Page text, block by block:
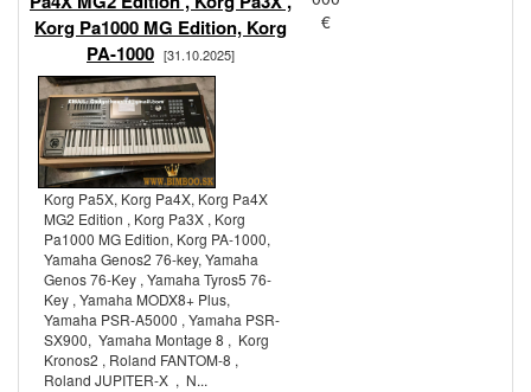
Korg Pa1000 MG Edition, Korg
PA-1000 [31.10.2025]
Korg Pa5X, Korg Pa4X, Korg Pa4X
MG2 Edition , Korg Pa3X , Korg
Pa1000 MG Edition, Korg PA-1000,
Yamaha Genos2 76-key, Yamaha
Genos 76-Key , Yamaha Tyros5 76-
Key , Yamaha MODX8+ Plus,
Yamaha PSR-A5000 , Yamaha PSR-
SX900, Yamaha Montage 8 , Korg
Kronos2 , Roland FANTOM-8 ,
Roland JUPITER-X , N...
€